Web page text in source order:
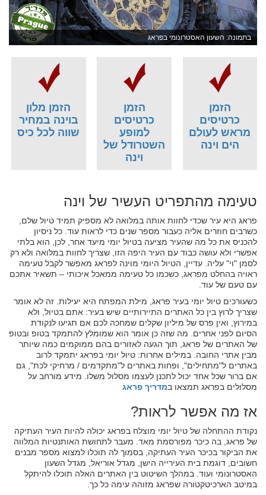
בתמונה: השעון האסטרונומי בפראג
הזמן
כרטיסים
מראש לעולם
הים וינה
הזמן
כרטיסים
למופע
השטרודל של
וינה
הזמן מלון
בוינה במחיר
שווה לכל כיס
טעימה מהתפריט העשיר של וינה
פראג היא עיר שכדי לחוות אותה במלואה לא מספיק תמיד טיול שלם,
כשרבים חוזרים אליה כעבור מספר שנים כדי לראות עוד. כל ניסיון
להכניס את כל מה שהעיר מציעה בטיול יומי מיעד אחר, לכן, הוא בלתי
אפשרי ולא עושה כבוד עם העיר היפה הזו, שצריך לחוות במלואה ולא רק
לסמן "וי" עליה. עדיין, הטיול היומי מוינה לפראג מאפשר לקבל טעימה
ראויה בהחלט מפראג, כשכמו כל טעימה ממאכל איכותי – תשאיר אתכם
עם טעם של עוד.
כשעורכים טיול יומי בעיר פראג, מילת המפתח היא יעילות. זה לא אומר
שצריך לרוץ בין כל האתרים התיירותיים שיש בעיר: אתם בטיול, ולא
במירוץ, ואין פרס של מיליון שקלים שמחכה לכם אם תגיעו לנקודת
הסיום לפני אחרים. מה שזה כן אומר הוא שמומלץ להתמקד בטופ ובטופ
של האתרים של פראג, תוך הגעה לאזורים בהם ממוקמים כמה שיותר
מבין אתרי החובה. במילים אחרות: טיול יומי בפראג יתמקד לרוב
באתרים ל"מתחילים", ופחות באתרים ל"מתקדמים / מרחיקי לכת", גם
אם ברור שכל אחד יכול לתכנן לעצמו מסלול משלו. מידע מורחב על
מסלולים בפראג תמצאו במדריך פראג
אז מה אפשר לראות?
נקודת ההתחלה של טיול יומי מוצלח בפראג יכולה להיות העיר העתיקה
של פראג, בה כיכר מפורסמת מאד. מעבר לתחושת האותנטיות המלווה
את הביקור בכיכר העיר העתיקה, בסמוך לה תוכלו למצוא מספר מבנים
חשובים, דוגמת בית העירייה הישן, מגדל אוריאל, מגדל השעון
האסטרונומי ועוד. במהלך השיטוט בין האתרים האלה תוכלו להיתקל
במיטב הארכיטקטורה שפראג מזוהה עימה כל כך.